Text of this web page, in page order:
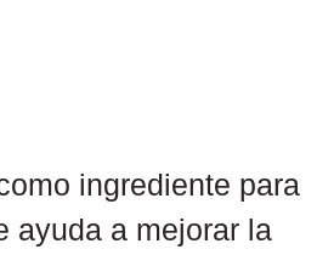
ingrediente para
ayuda a mejorar la